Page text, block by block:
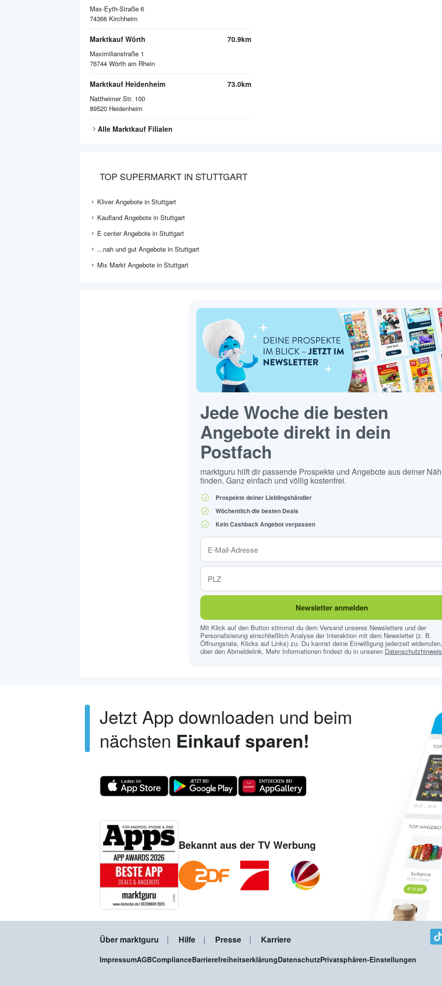
Max-Eyth-Straße 6
74366 Kirchheim
Marktkauf Wörth
Maximilianstraße 1
76744 Wörth am Rhein
70.9km
Marktkauf Heidenheim
Nattheimer Str. 100
89520 Heidenheim
73.0km
Alle Marktkauf Filialen
TOP SUPERMARKT IN STUTTGART
Kliver Angebote in Stuttgart
Kaufland Angebote in Stuttgart
E center Angebote in Stuttgart
...nah und gut Angebote in Stuttgart
Mix Markt Angebote in Stuttgart
Jede Woche die besten
Angebote direkt in dein
Postfach
marktguru hilft dir passende Prospekte und Angebote aus deiner
finden. Ganz einfach und völlig kostenfrei.
Prospekte deiner Lieblingshändler
Wöchentlich die besten Deals
Kein Cashback Angebot verpassen
Newsletter anmelden
Mit Klick auf den Button stimmst du dem Versand unseres Newsletters und der
Personalisierung einschließlich Analyse der Interaktion mit dem Newsletter (z. B.
Öffnungsrate, Klicks auf Links) zu. Du kannst deine Einwilligung jederzeit
über den Abmeldelink. Mehr Informationen findest du in unseren
Jetzt App downloaden und beim
nächsten Einkauf sparen!
Bekannt aus der TV Werbung
Über marktguru Hilfe Presse Karriere
ImpressumAGBComplianceBarrierefreiheitserklärungDatenschutzPrivatsphären-Einstellungen